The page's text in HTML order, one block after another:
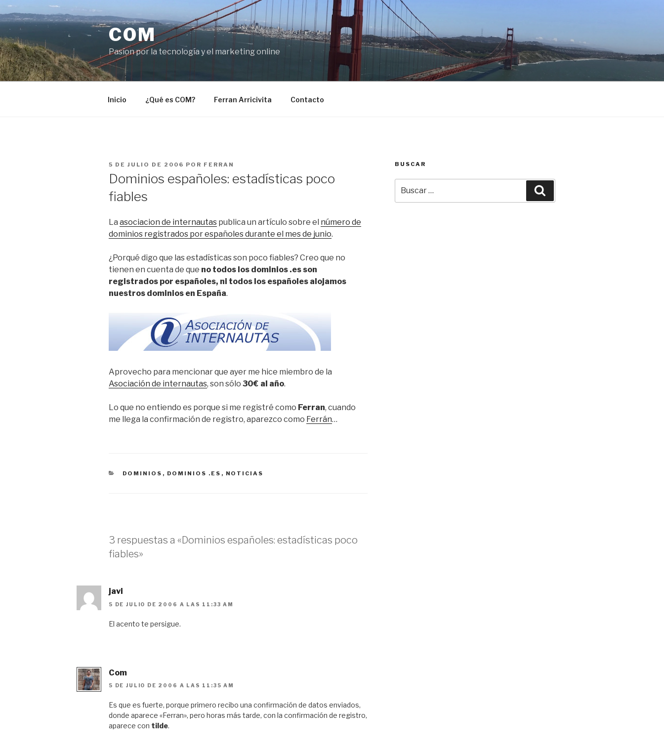
Saltar
al
contenido
COM
Pasíon por la tecnología y el marketing online
Inicio ¿Qué es COM? Ferran Arricivita Contacto
PUBLICADO
5 DE JULIO DE 2006 POR FERRAN
Dominios españoles: estadísticas poco
fiables
La asociacion de internautas publica un artículo sobre el número de
dominios registrados por españoles durante el mes de junio.
¿Porqué digo que las estadísticas son poco fiables? Creo que no
tienen en cuenta de que no todos los dominios .es son
registrados por españoles, ni todos los españoles alojamos
nuestros dominios en España.
Aprovecho para mencionar que ayer me hice miembro de la
Asociación de internautas, son sólo 30€ al año.
Lo que no entiendo es porque si me registré como Ferran, cuando
me llega la confirmación de registro, aparezco como Ferrán…
CATEGORÍAS
DOMINIOS , DOMINIOS .ES , NOTICIAS
3 respuestas a «Dominios españoles: estadísticas poco
fiables»
javi
5 DE JULIO DE 2006 A LAS 11:33 AM
El acento te persigue.
Com
5 DE JULIO DE 2006 A LAS 11:35 AM
Es que es fuerte, porque primero recibo una confirmación de datos enviados,
donde aparece «Ferran», pero horas más tarde, con la confirmación de registro,
aparece con tilde.
BUSCAR
por: